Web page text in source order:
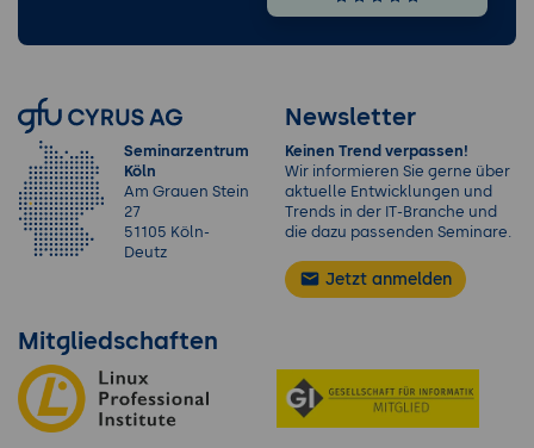
Seminarzentrum
Köln
Am Grauen Stein
27
51105 Köln-
Deutz
Newsletter
Keinen Trend verpassen!
Wir informieren Sie gerne über
aktuelle Entwicklungen und
Trends in der IT-Branche und
die dazu passenden Seminare.
Jetzt anmelden
Mitgliedschaften